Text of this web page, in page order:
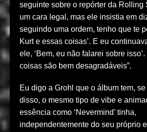
seguinte sobre o repórter da Rolling
um cara legal, mas ele insistia em
seguindo uma ordem, tenho que te
Kurt e essas coisas’. E eu
ele, ‘Bem, eu não falarei sobre
coisas são bem desagradáveis”.
Eu digo a Grohl que o álbum tem,
disso, o mesmo tipo de vibe e
essência como ‘Nevermind’ tinha,
independentemente do seu próprio